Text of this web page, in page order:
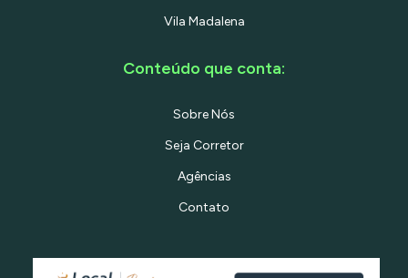
Vila Madalena
Conteúdo que conta:
Sobre Nós
Seja Corretor
Agências
Contato